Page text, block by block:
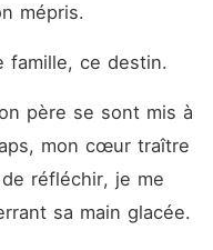
mépris.
famille, ce destin.
père se sont mis à
mon cœur traître
réfléchir, je me
sa main glacée.